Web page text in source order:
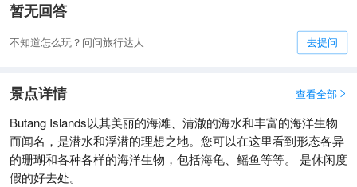
暂无回答
不知道怎么玩？问问旅行达人 去提问
景点详情 查看全部 
Butang Islands以其美丽的海滩、清澈的海水和丰富的海洋生物
而闻名，是潜水和浮潜的理想之地。您可以在这里看到形态各异
的珊瑚和各种各样的海洋生物，包括海龟、鳐鱼等等。 是休闲度
假的好去处。